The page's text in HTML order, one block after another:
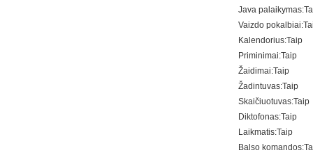
Java palaikymas:
Vaizdo pokalbiai:
Kalendorius:Taip
Priminimai:Taip
Žaidimai:Taip
Žadintuvas:Taip
Skaičiuotuvas:Taip
Diktofonas:Taip
Laikmatis:Taip
Balso komandos: